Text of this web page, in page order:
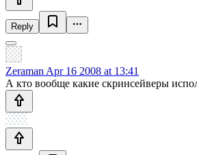
Reply
Zeraman Apr 16 2008 at 13:41
А кто вообще какие скринсейверы